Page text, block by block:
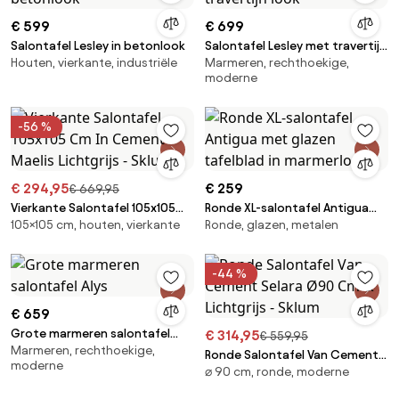
€ 599
Salontafel Lesley in betonlook
Houten, vierkante, industriële
€ 699
Salontafel Lesley met travertijn
look
Marmeren, rechthoekige,
moderne
-56 %
€ 294,95€ 669,95
Vierkante Salontafel 105x105
Cm In Cement Maelis Lichtgrijs
105×105 cm, houten, vierkante
€ 259
Ronde XL-salontafel Antigua
met glazen tafelblad in
Ronde, glazen, metalen
€ 659
Grote marmeren salontafel
Alys
Marmeren, rechthoekige,
moderne
-44 %
€ 314,95€ 559,95
Ronde Salontafel Van Cement
Selara Ø90 Cm & Lichtgrijs -
⌀ 90 cm, ronde, moderne